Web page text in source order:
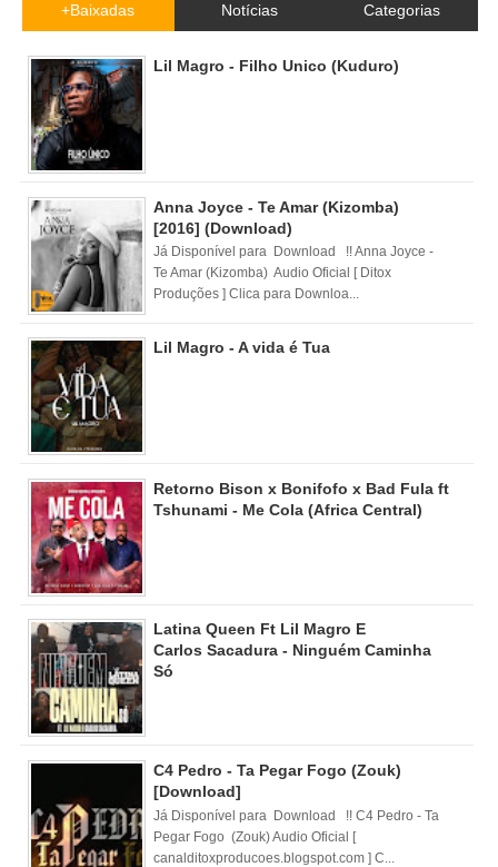
+Baixadas Notícias Categorias
Lil Magro - Filho Unico (Kuduro)
Anna Joyce - Te Amar (Kizomba)
[2016] (Download)
Já Disponível para Download !! Anna Joyce -
Te Amar (Kizomba) Audio Oficial [ Ditox
Produções ] Clica para Downloa...
Lil Magro - A vida é Tua
Retorno Bison x Bonifofo x Bad Fula ft
Tshunami - Me Cola (Africa Central)
Latina Queen Ft Lil Magro E
Carlos Sacadura - Ninguém Caminha
Só
C4 Pedro - Ta Pegar Fogo (Zouk)
[Download]
Já Disponível para Download !! C4 Pedro - Ta
Pegar Fogo (Zouk) Audio Oficial [
canalditoxproducoes.blogspot.com ] C...